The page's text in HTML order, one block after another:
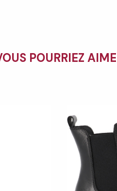
POURRIEZ